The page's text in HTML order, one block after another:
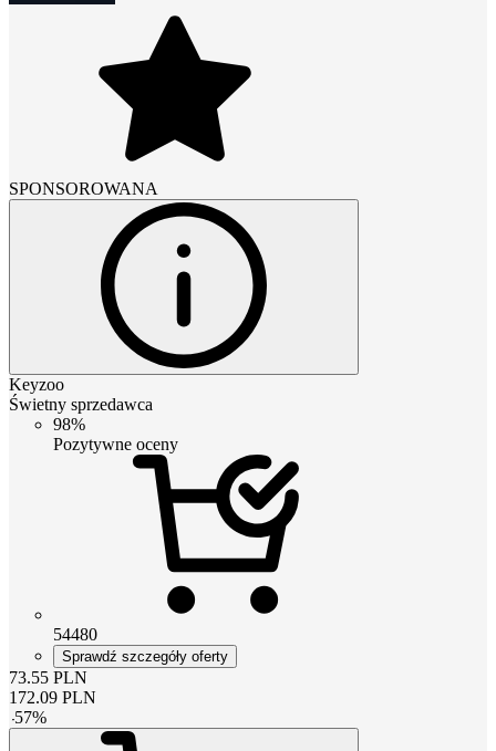
SPONSOROWANA
Keyzoo
Świetny sprzedawca
98%
Pozytywne oceny
54480
Sprawdź szczegóły oferty
73.55 PLN
172.09 PLN
-57%